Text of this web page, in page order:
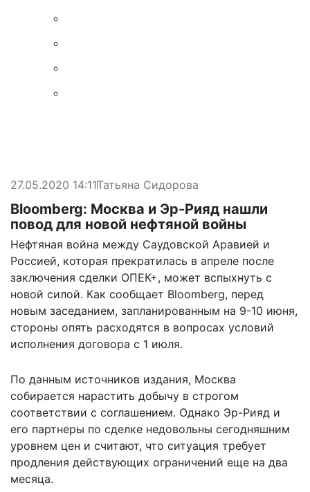
27.05.2020 14:11Татьяна Сидорова
Bloomberg: Москва и Эр-Рияд нашли
повод для новой нефтяной войны
Нефтяная война между Саудовской Аравией и
Россией, которая прекратилась в апреле после
заключения сделки ОПЕК+, может вспыхнуть с
новой силой. Как сообщает Bloomberg, перед
новым заседанием, запланированным на 9-10 июня,
стороны опять расходятся в вопросах условий
исполнения договора с 1 июля.
По данным источников издания, Москва
собирается нарастить добычу в строгом
соответствии с соглашением. Однако Эр-Рияд и
его партнеры по сделке недовольны сегодняшним
уровнем цен и считают, что ситуация требует
продления действующих ограничений еще на два
месяца.